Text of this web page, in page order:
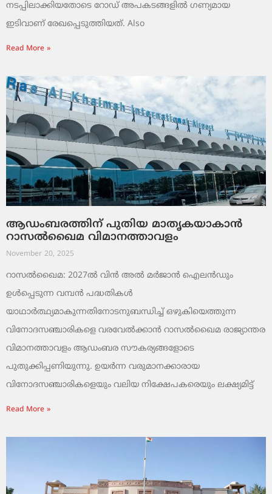
നടപ്പിലാക്കിയതോടെ റോഡ് അപകടങ്ങളിൽ ഗണ്യമായ
ഇടിവാണ് രേഖപ്പെടുത്തിയത്. Also
Read More »
ആഡംബരത്തിന് പുതിയ മാതൃകയാകാൻ
റാസൽഖൈമ വിമാനത്താവളം
November 20, 2025
റാസൽഖൈമ: 2027ൽ വിൻ അൽ മർജാൻ ഐലൻഡും
ഉൾപ്പെടുന്ന വമ്പൻ പദ്ധതികൾ
യാഥാർത്ഥ്യമാകുന്നതിനോടനുബന്ധിച്ച് ഒഴുകിയെത്തുന്ന
വിനോദസഞ്ചാരികളെ വരവേൽക്കാൻ റാസൽഖൈമ രാജ്യാന്തര
വിമാനത്താവളം ആഡംബര സൗകര്യങ്ങളോടെ
പുതുക്കിപ്പണിയുന്നു. ഉയർന്ന വരുമാനക്കാരായ
വിനോദസഞ്ചാരികളെയും വലിയ നിക്ഷേപകരെയും ലക്ഷ്യമിട്ട്
Read More »